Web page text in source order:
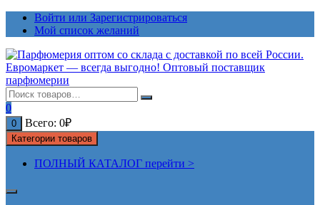
ПерейтиВойти или Зарегистрироваться
Мой список желаний
0
0 Всего: 0₽
Категории товаров
ПОЛНЫЙ КАТАЛОГ перейти >